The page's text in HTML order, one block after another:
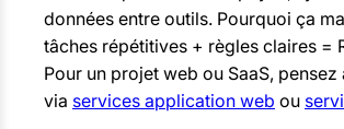
données entre outils. Pourquoi ça
tâches répétitives + règles claires =
Pour un projet web ou SaaS, pensez
via services application web ou